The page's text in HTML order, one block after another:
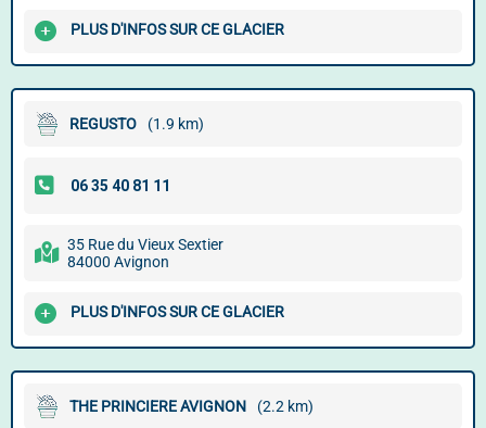
PLUS D'INFOS SUR CE GLACIER
REGUSTO (1.9 km)
35 Rue du Vieux Sextier
84000 Avignon
PLUS D'INFOS SUR CE GLACIER
THE PRINCIERE AVIGNON (2.2 km)